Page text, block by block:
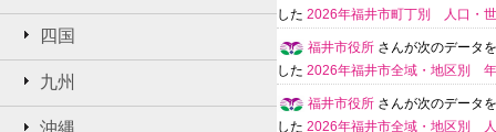
四国
九州
沖縄
した 2026年福井市町丁別 人口・
福井市役所 さんが次のデータ
した 2026年福井市全域・地区別
福井市役所 さんが次のデータ
した 2026年福井市全域・地区別